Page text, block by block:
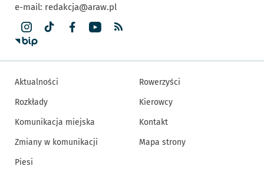
e-mail: redakcja@araw.pl
Aktualności
Rozkłady
Komunikacja miejska
Zmiany w komunikacji
Piesi
Rowerzyści
Kierowcy
Kontakt
Mapa strony